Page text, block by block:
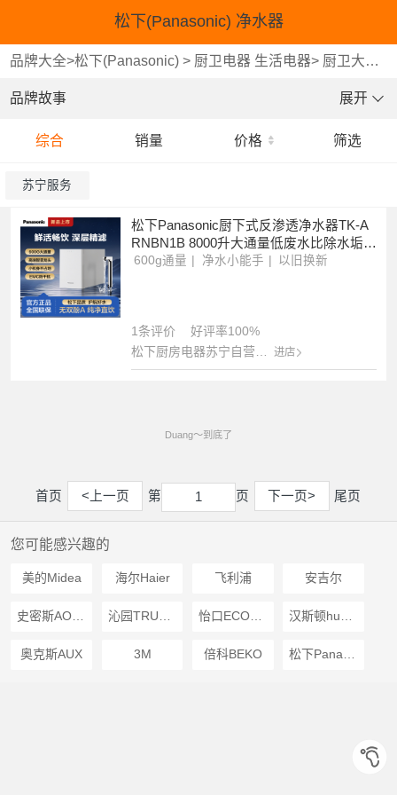
松下(Panasonic) 净水器
品牌大全>松下(Panasonic) > 厨卫电器 生活电器> 厨卫大家电
品牌故事 展开
综合 销量 价格 筛选
苏宁服务
松下Panasonic厨下式反渗透净水器TK-A
RNBN1B 8000升大通量低废水比除水垢滤
芯报警
600g通量 净水小能手 以旧换新
1条评价
好评率100%
进店
Duang～到底了
首页 <上一页 第
1
1
页 下一页> 尾页
您可能感兴趣的
美的Midea 海尔Haier 飞利浦 安吉尔
史密斯AOSMITH 沁园TRULIVA 怡口ECOWATER 汉斯顿hunsdon
奥克斯AUX 3M 倍科BEKO